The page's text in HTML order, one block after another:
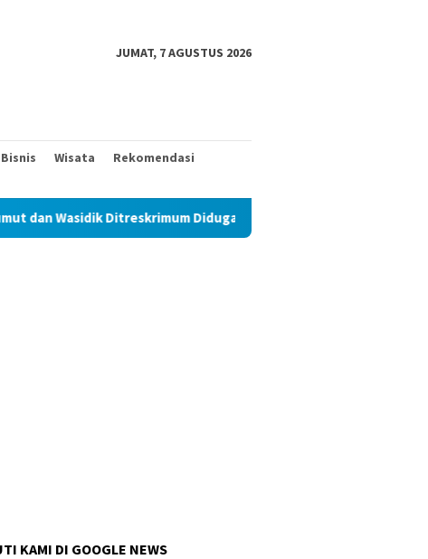
JUMAT, 7 AGUSTUS 2026
Bisnis Wisata
Rekomendasi
Diduga Permainkan Masyarakat Kecil Yang Mencari
KAMI DI GOOGLE NEWS